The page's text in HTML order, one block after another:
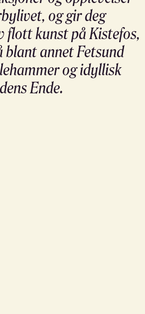
og gir deg
flott kunst på Kistefos,
blant annet Fetsund
og idyllisk
Ende.